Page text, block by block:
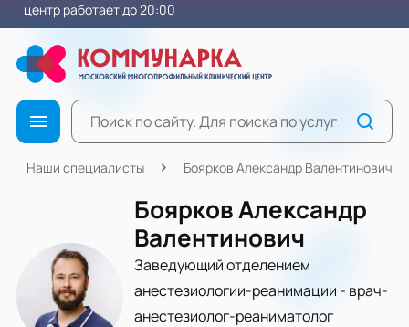
центр работает до 20:00
Наши специалисты Боярков Александр Валентинович
Боярков Александр
Валентинович
Заведующий отделением
анестезиологии-реанимации - врач-
анестезиолог-реаниматолог